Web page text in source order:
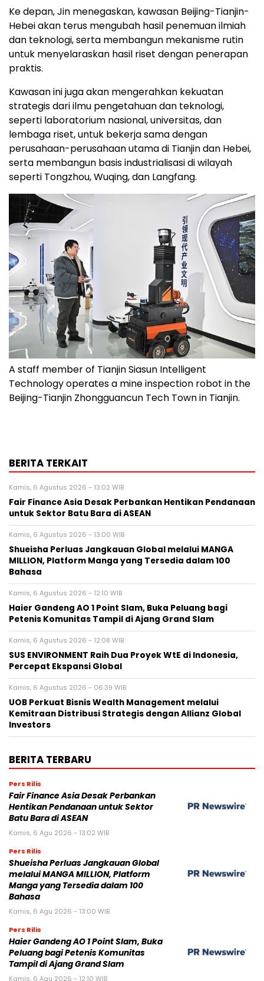
Ke depan, Jin menegaskan, kawasan Beijing-Tianjin-
Hebei akan terus mengubah hasil penemuan ilmiah
dan teknologi, serta membangun mekanisme rutin
untuk menyelaraskan hasil riset dengan penerapan
praktis.
Kawasan ini juga akan mengerahkan kekuatan
strategis dari ilmu pengetahuan dan teknologi,
seperti laboratorium nasional, universitas, dan
lembaga riset, untuk bekerja sama dengan
perusahaan-perusahaan utama di Tianjin dan Hebei,
serta membangun basis industrialisasi di wilayah
seperti Tongzhou, Wuqing, dan Langfang.
A staff member of Tianjin Siasun Intelligent
Technology operates a mine inspection robot in the
Beijing-Tianjin Zhongguancun Tech Town in Tianjin.
BERITA TERKAIT
Kamis, 6 Agustus 2026 - 13:02 WIB
Fair Finance Asia Desak Perbankan Hentikan Pendanaan
untuk Sektor Batu Bara di ASEAN
Kamis, 6 Agustus 2026 - 13:00 WIB
Shueisha Perluas Jangkauan Global melalui MANGA
MILLION, Platform Manga yang Tersedia dalam 100
Bahasa
Kamis, 6 Agustus 2026 - 12:10 WIB
Haier Gandeng AO 1 Point Slam, Buka Peluang bagi
Petenis Komunitas Tampil di Ajang Grand Slam
Kamis, 6 Agustus 2026 - 12:08 WIB
SUS ENVIRONMENT Raih Dua Proyek WtE di Indonesia,
Percepat Ekspansi Global
Kamis, 6 Agustus 2026 - 06:39 WIB
UOB Perkuat Bisnis Wealth Management melalui
Kemitraan Distribusi Strategis dengan Allianz Global
Investors
BERITA TERBARU
Pers Rilis
Fair Finance Asia Desak Perbankan
Hentikan Pendanaan untuk Sektor
Batu Bara di ASEAN
Kamis, 6 Agu 2026 - 13:02 WIB
Pers Rilis
Shueisha Perluas Jangkauan Global
melalui MANGA MILLION, Platform
Manga yang Tersedia dalam 100
Bahasa
Kamis, 6 Agu 2026 - 13:00 WIB
Pers Rilis
Haier Gandeng AO 1 Point Slam, Buka
Peluang bagi Petenis Komunitas
Tampil di Ajang Grand Slam
Kamis, 6 Agu 2026 - 12:10 WIB